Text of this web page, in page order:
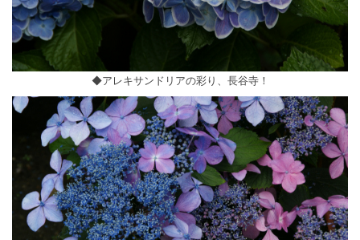
◆アレキサンドリアの彩り、長谷寺！